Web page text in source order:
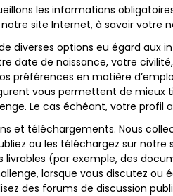
les informations
site Internet, à savoir
diverses options eu égard
date de naissance, votre
préférences en matière
vous permettent de mieux
Le cas échéant, votre
et téléchargements. Nous
ou les téléchargez sur
livrables (par exemple, des
lorsque vous discutez ou
des forums de discussion